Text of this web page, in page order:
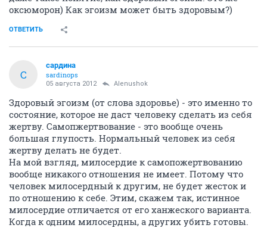
оксюморон) Как эгоизм может быть здоровым?)
ОТВЕТИТЬ
С
сардина
sardinops
05 августа 2012 Alenushok
Здоровый эгоизм (от слова здоровье) - это именно то
состояние, которое не даст человеку сделать из себя
жертву. Самопжертвование - это вообще очень
большая глупость. Нормальный человек из себя
жертву делать не будет.
На мой взгляд, милосердие к самопожертвованию
вообще никакого отношения не имеет. Потому что
человек милосердный к другим, не будет жесток и
по отношению к себе. Этим, скажем так, истинное
милосердие отличается от его ханжеского варианта.
Когда к одним милосердны, а других убить готовы.